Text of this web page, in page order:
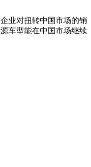
业对扭转中国市场的销
车型能在中国市场继续